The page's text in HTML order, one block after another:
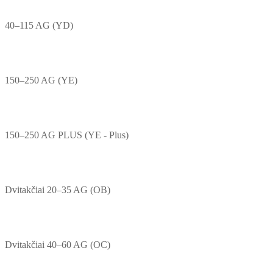
40–115 AG (YD)
150–250 AG (YE)
150–250 AG PLUS (YE - Plus)
Dvitakčiai 20–35 AG (OB)
Dvitakčiai 40–60 AG (OC)